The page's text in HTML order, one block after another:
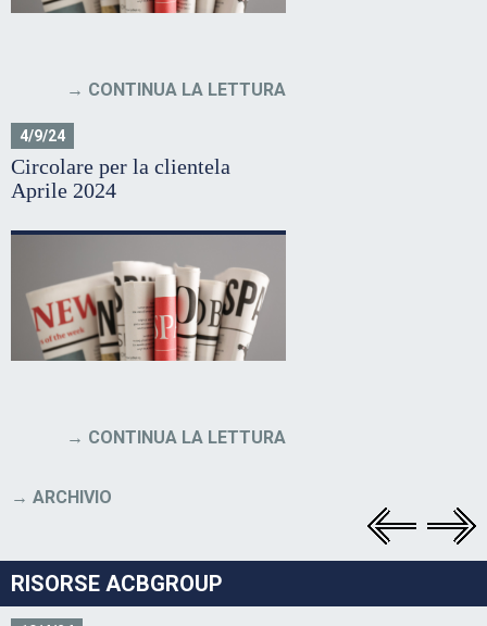
CONTINUA LA LETTURA
4/9/24
Circolare per la clientela
Aprile 2024
CONTINUA LA LETTURA
ARCHIVIO
RISORSE ACBGROUP